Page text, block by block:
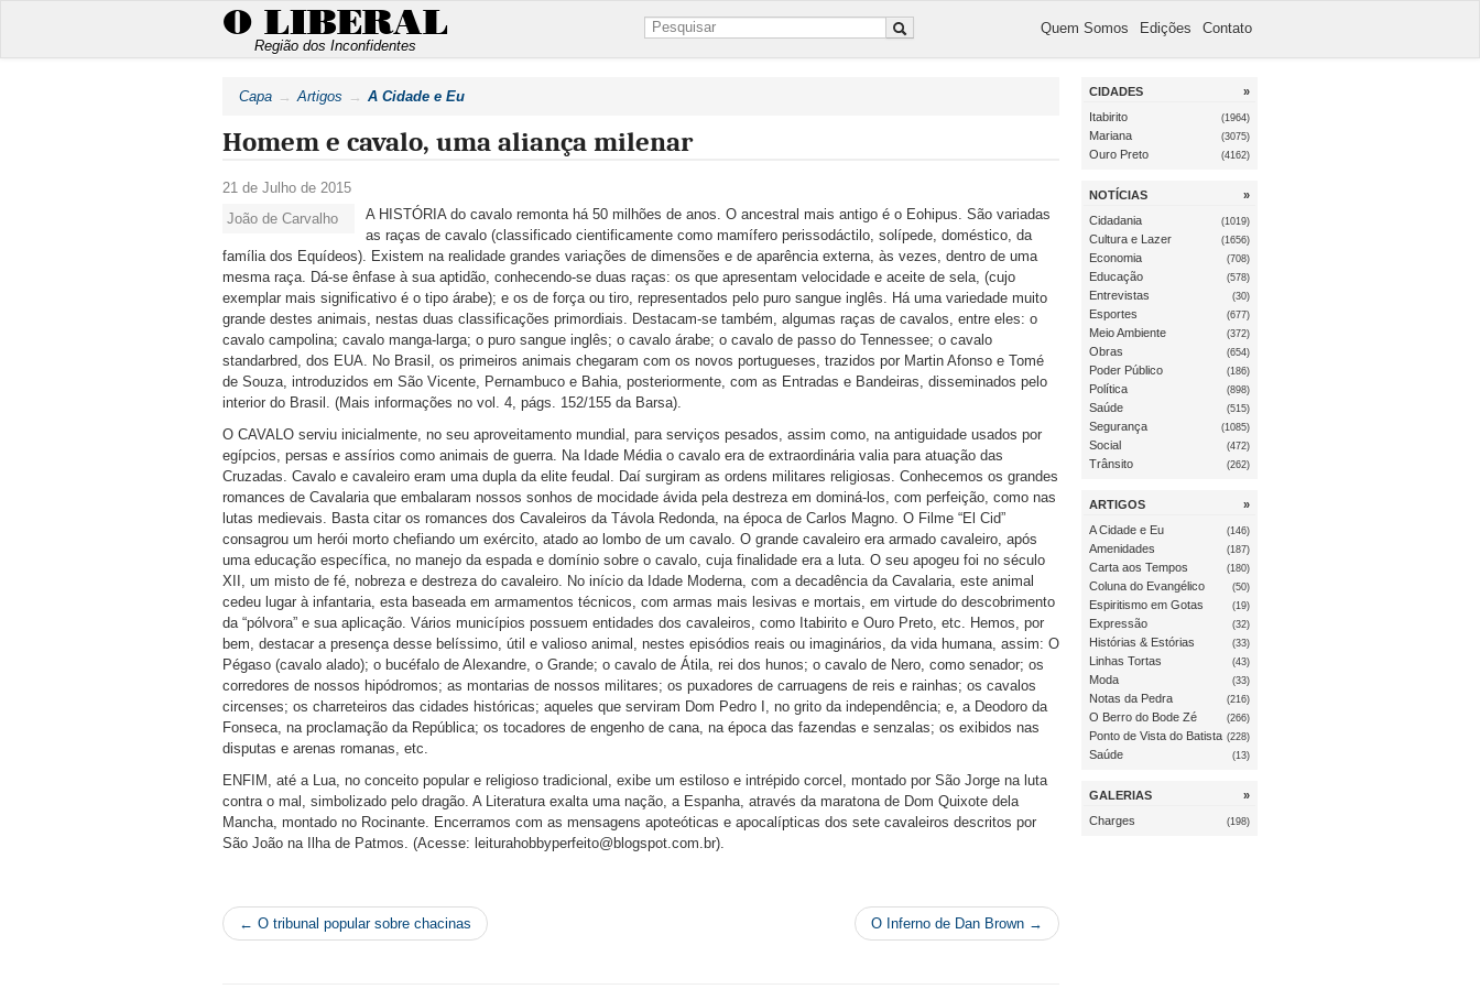
O LIBERAL
Região dos Inconfidentes
Quem Somos Edições Contato
Capa Artigos A Cidade e Eu
Homem e cavalo, uma aliança milenar
21 de Julho de 2015
João de Carvalho
A HISTÓRIA do cavalo remonta há 50 milhões de anos. O ancestral mais antigo é o Eohipus. São variadas
as raças de cavalo (classificado cientificamente como mamífero perissodáctilo, solípede, doméstico, da
família dos Equídeos). Existem na realidade grandes variações de dimensões e de aparência externa, às vezes, dentro de uma
mesma raça. Dá-se ênfase à sua aptidão, conhecendo-se duas raças: os que apresentam velocidade e aceite de sela, (cujo
exemplar mais significativo é o tipo árabe); e os de força ou tiro, representados pelo puro sangue inglês. Há uma variedade muito
grande destes animais, nestas duas classificações primordiais. Destacam-se também, algumas raças de cavalos, entre eles: o
cavalo campolina; cavalo manga-larga; o puro sangue inglês; o cavalo árabe; o cavalo de passo do Tennessee; o cavalo
standarbred, dos EUA. No Brasil, os primeiros animais chegaram com os novos portugueses, trazidos por Martin Afonso e Tomé
de Souza, introduzidos em São Vicente, Pernambuco e Bahia, posteriormente, com as Entradas e Bandeiras, disseminados pelo
interior do Brasil. (Mais informações no vol. 4, págs. 152/155 da Barsa).
O CAVALO serviu inicialmente, no seu aproveitamento mundial, para serviços pesados, assim como, na antiguidade usados por
egípcios, persas e assírios como animais de guerra. Na Idade Média o cavalo era de extraordinária valia para atuação das
Cruzadas. Cavalo e cavaleiro eram uma dupla da elite feudal. Daí surgiram as ordens militares religiosas. Conhecemos os grandes
romances de Cavalaria que embalaram nossos sonhos de mocidade ávida pela destreza em dominá-los, com perfeição, como nas
lutas medievais. Basta citar os romances dos Cavaleiros da Távola Redonda, na época de Carlos Magno. O Filme “El Cid”
consagrou um herói morto chefiando um exército, atado ao lombo de um cavalo. O grande cavaleiro era armado cavaleiro, após
uma educação específica, no manejo da espada e domínio sobre o cavalo, cuja finalidade era a luta. O seu apogeu foi no século
XII, um misto de fé, nobreza e destreza do cavaleiro. No início da Idade Moderna, com a decadência da Cavalaria, este animal
cedeu lugar à infantaria, esta baseada em armamentos técnicos, com armas mais lesivas e mortais, em virtude do descobrimento
da “pólvora” e sua aplicação. Vários municípios possuem entidades dos cavaleiros, como Itabirito e Ouro Preto, etc. Hemos, por
bem, destacar a presença desse belíssimo, útil e valioso animal, nestes episódios reais ou imaginários, da vida humana, assim: O
Pégaso (cavalo alado); o bucéfalo de Alexandre, o Grande; o cavalo de Átila, rei dos hunos; o cavalo de Nero, como senador; os
corredores de nossos hipódromos; as montarias de nossos militares; os puxadores de carruagens de reis e rainhas; os cavalos
circenses; os charreteiros das cidades históricas; aqueles que serviram Dom Pedro I, no grito da independência; e, a Deodoro da
Fonseca, na proclamação da República; os tocadores de engenho de cana, na época das fazendas e senzalas; os exibidos nas
disputas e arenas romanas, etc.
ENFIM, até a Lua, no conceito popular e religioso tradicional, exibe um estiloso e intrépido corcel, montado por São Jorge na luta
contra o mal, simbolizado pelo dragão. A Literatura exalta uma nação, a Espanha, através da maratona de Dom Quixote dela
Mancha, montado no Rocinante. Encerramos com as mensagens apoteóticas e apocalípticas dos sete cavaleiros descritos por
São João na Ilha de Patmos. (Acesse: leiturahobbyperfeito@blogspot.com.br).
← O tribunal popular sobre chacinas O Inferno de Dan Brown →
CIDADES
»
Itabirito
(1964)
Mariana (3075)
Ouro Preto (4162)
NOTÍCIAS
»
Cidadania
(1019)
Cultura e Lazer (1656)
Economia (708)
Educação (578)
Entrevistas (30)
Esportes (677)
Meio Ambiente (372)
Obras (654)
Poder Público (186)
Política (898)
Saúde (515)
Segurança (1085)
Social (472)
Trânsito (262)
ARTIGOS
»
A Cidade e Eu
(146)
Amenidades (187)
Carta aos Tempos (180)
Coluna do Evangélico (50)
Espiritismo em Gotas (19)
Expressão (32)
Histórias & Estórias (33)
Linhas Tortas (43)
Moda (33)
Notas da Pedra (216)
O Berro do Bode Zé (266)
Ponto de Vista do Batista (228)
Saúde (13)
GALERIAS
»
Charges
(198)